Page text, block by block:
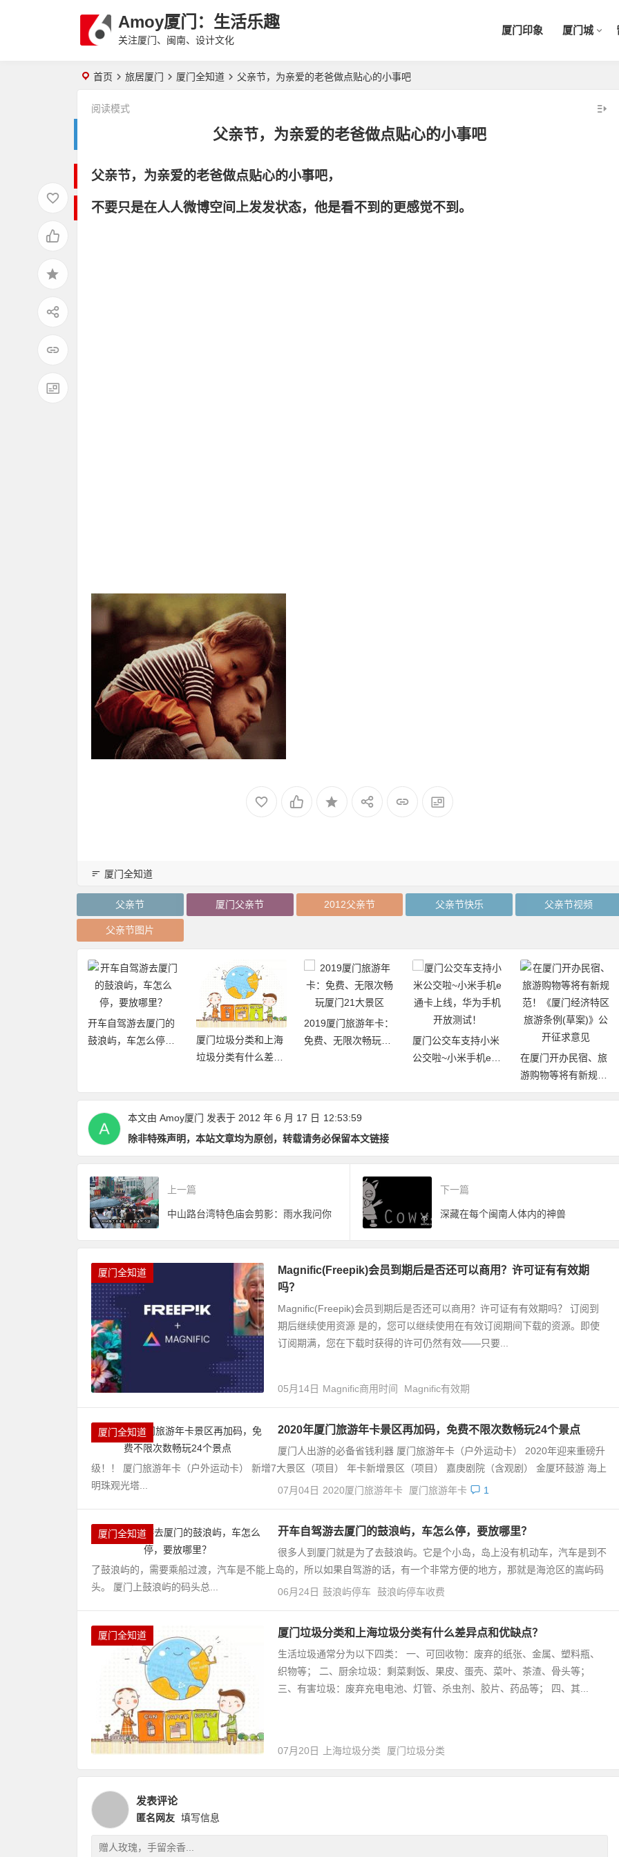
Amoy厦门：生活乐趣
关注厦门、闽南、设计文化
厦门印象 厦门城
首页 旅居厦门 厦门全知道 父亲节，为亲爱的老爸做点贴心的小事吧
父亲节，为亲爱的老爸做点贴心的小事吧
阅读模式
父亲节，为亲爱的老爸做点贴心的小事吧，
不要只是在人人微博空间上发发状态，他是看不到的更感觉不到。
厦门全知道
父亲节 厦门父亲节 2012父亲节 父亲节快乐 父亲节视频
父亲节图片
开车自驾游去厦门的
鼓浪屿，车怎么停，
厦门垃圾分类和上海
垃圾分类有什么差异
2019厦门旅游年卡：
免费、无限次畅玩厦
门21大景区
厦门公交车支持小米
公交啦~小米手机e通
放测试！
在厦门开办民宿、旅
游购物等将有新规
范！《厦门经济特区
厦门白鹭分：
阅厦门市图书
17个分馆）图书
本文由 Amoy厦门 发表于 2012 年 6 月 17 日 12:53:59
除非特殊声明，本站文章均为原创，转载请务必保留本文链接
上一篇
中山路台湾特色庙会剪影：雨水我问你
下一篇
深藏在每个闽南人体内的神兽
厦门全知道
Magnific(Freepik)会员到期后是否还可以商用？许可证有有效期
吗？
Magnific(Freepik)会员到期后是否还可以商用？许可证有有效期吗？ 订阅到
期后继续使用资源 是的，您可以继续使用在有效订阅期间下载的资源。即使
订阅期满，您在下载时获得的许可仍然有效——只要...
05月14日 Magnific商用时间 Magnific有效期
厦门全知道 2020年厦门旅游年卡景区再加码，免费不限次数畅玩24个景点
厦门人出游的必备省钱利器 厦门旅游年卡（户外运动卡） 2020年迎来重磅升
级！！ 厦门旅游年卡（户外运动卡） 新增7大景区（项目） 年卡新增景区（项目） 嘉庚剧院（含观剧） 金厦环鼓游 海上
明珠观光塔...
07月04日 2020厦门旅游年卡 厦门旅游年卡 1
厦门全知道 开车自驾游去厦门的鼓浪屿，车怎么停，要放哪里？
很多人到厦门就是为了去鼓浪屿。它是个小岛，岛上没有机动车，汽车是到不
了鼓浪屿的，需要乘船过渡，汽车是不能上岛的，所以如果自驾游的话，有一个非常方便的地方，那就是海沧区的嵩屿码
头。 厦门上鼓浪屿的码头总...
06月24日 鼓浪屿停车 鼓浪屿停车收费
厦门全知道 厦门垃圾分类和上海垃圾分类有什么差异点和优缺点？
生活垃圾通常分为以下四类： 一、可回收物：废弃的纸张、金属、塑料瓶、
织物等； 二、厨余垃圾：剩菜剩饭、果皮、蛋壳、菜叶、茶渣、骨头等；
三、有害垃圾：废弃充电电池、灯管、杀虫剂、胶片、药品等； 四、其...
07月20日 上海垃圾分类 厦门垃圾分类
发表评论
匿名网友 填写信息